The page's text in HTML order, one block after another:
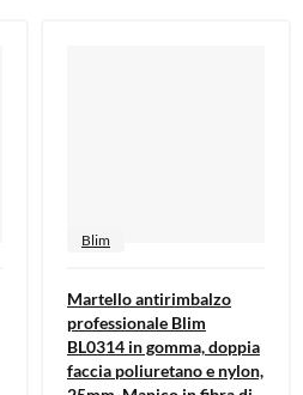
Blim
Martello antirimbalzo
professionale Blim
BL0314 in gomma, doppia
faccia poliuretano e nylon,